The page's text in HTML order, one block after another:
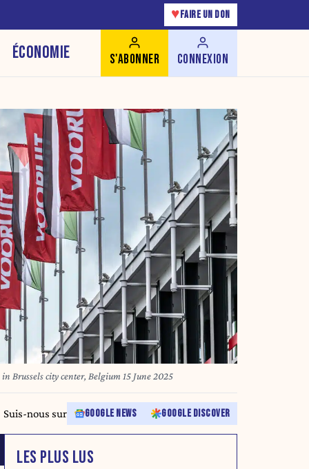
♥ FAIRE UN DON
ÉCONOMIE S'ABONNER CONNEXION
PS Vooruit socialist party headquarters in Brussels city center, Belgium 15 June 2025
Suis-nous sur GOOGLE NEWS GOOGLE DISCOVER
LES PLUS LUS